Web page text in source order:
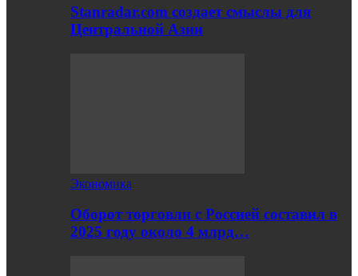
Stanradar.com создает смыслы для
Центральной Азии
Экономика
Оборот торговли с Россией составил в
2025 году около 4 млрд…